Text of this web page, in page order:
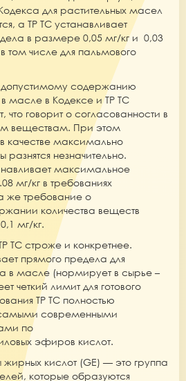
для растительных масел
а ТР ТС устанавливает
в размере 0,05 мг/кг и 0,03
том числе для пальмового
допустимому содержанию
масле в Кодексе и ТР ТС
что говорит о согласованности в
веществам. При этом
качестве максимально
незначительно.
максимальное
мг/кг в требованиях
же требование о
количества веществ
мг/кг.
ТС строже и конкретнее.
прямого предела для
в масле (нормирует в сырье –
четкий лимит для готового
ТР ТС полностью
современными
по
эфиров кислот.
кислот (GE) — это группа
которые образуются